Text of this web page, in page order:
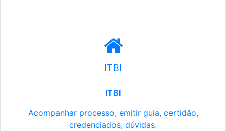
ITBI
ITBI
Acompanhar processo, emitir guia, certidão,
credenciados, dúvidas.